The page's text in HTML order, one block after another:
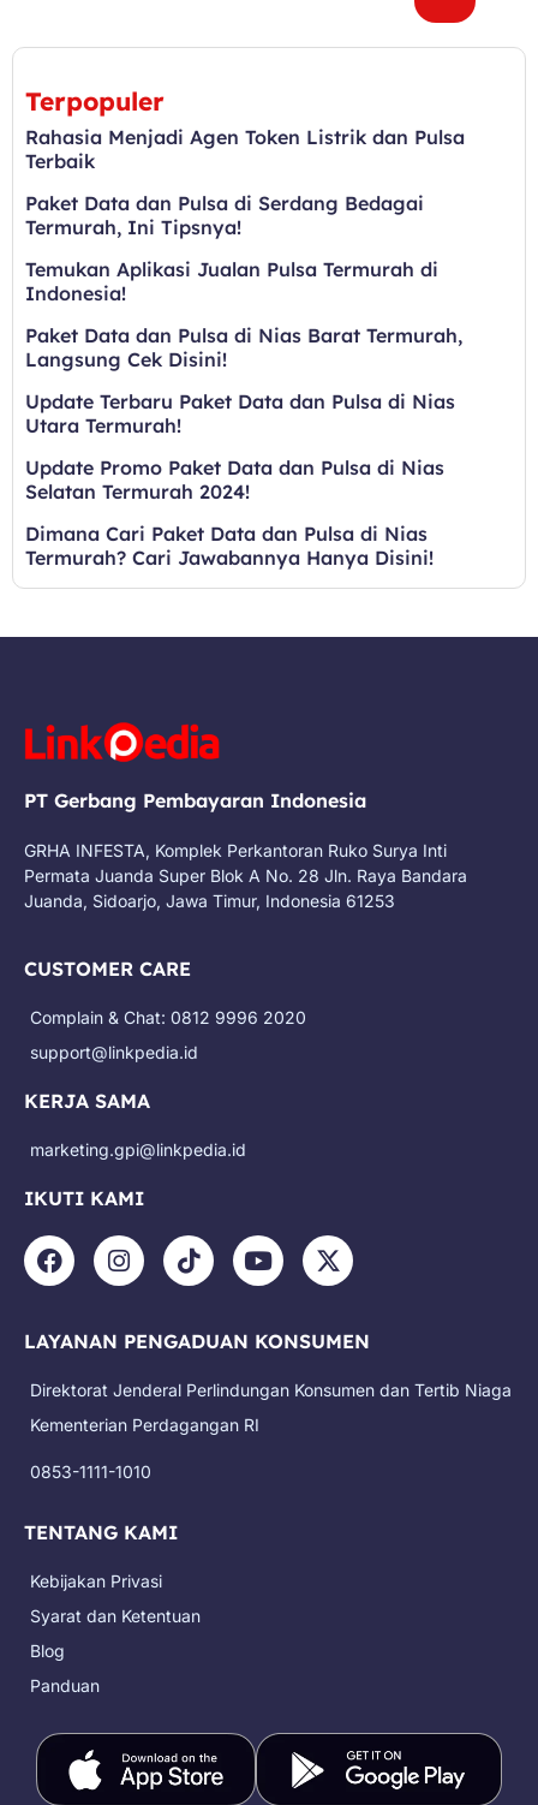
Terpopuler
Rahasia Menjadi Agen Token Listrik dan Pulsa
Terbaik
Paket Data dan Pulsa di Serdang Bedagai
Termurah, Ini Tipsnya!
Temukan Aplikasi Jualan Pulsa Termurah di
Indonesia!
Paket Data dan Pulsa di Nias Barat Termurah,
Langsung Cek Disini!
Update Terbaru Paket Data dan Pulsa di Nias
Utara Termurah!
Update Promo Paket Data dan Pulsa di Nias
Selatan Termurah 2024!
Dimana Cari Paket Data dan Pulsa di Nias
Termurah? Cari Jawabannya Hanya Disini!
PT Gerbang Pembayaran Indonesia
GRHA INFESTA, Komplek Perkantoran Ruko Surya Inti
Permata Juanda Super Blok A No. 28 Jln. Raya Bandara
Juanda, Sidoarjo, Jawa Timur, Indonesia 61253
CUSTOMER CARE
Complain & Chat: 0812 9996 2020
support@linkpedia.id
KERJA SAMA
marketing.gpi@linkpedia.id
IKUTI KAMI
F
a
b
o
k
I
n
a
r
a
T
i
o
Y
o
u
e
X
-
i
t
LAYANAN PENGADUAN KONSUMEN
Direktorat Jenderal Perlindungan Konsumen dan Tertib Niaga
Kementerian Perdagangan RI
0853-1111-1010
TENTANG KAMI
Kebijakan Privasi
Syarat dan Ketentuan
Blog
Panduan